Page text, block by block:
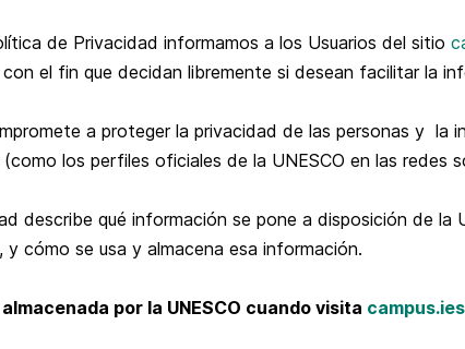
de Privacidad informamos a los Usuarios del sitio
el fin que decidan libremente si desean facilitar la
a proteger la privacidad de las personas y
los perfiles oficiales de la UNESCO en las redes
describe qué información se pone a disposición de la
y cómo se usa y almacena esa información.
por la UNESCO cuando visita